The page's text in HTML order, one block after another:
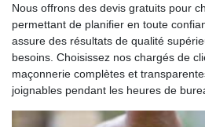
Nous offrons des devis gratuits pour
permettant de planifier en toute
assure des résultats de qualité
besoins. Choisissez nos chargés de
maçonnerie complètes et
joignables pendant les heures de